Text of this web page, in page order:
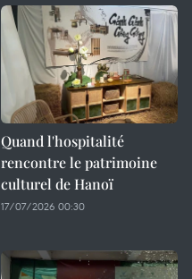
Quand l'hospitalité
rencontre le patrimoine
culturel de Hanoï
17/07/2026 00:30